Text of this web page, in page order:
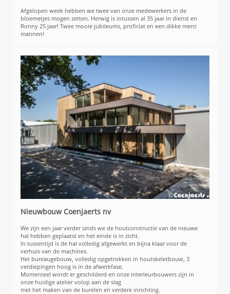
Afgelopen week hebben we twee van onze medewerkers in de
bloemetjes mogen zetten. Herwig is intussen al 35 jaar in dienst en
Ronny 25 jaar! Twee mooie jubileums, proficiat en een dikke merci
mannen!
Nieuwbouw Coenjaerts nv
We zijn een jaar verder sinds we de houtconstructie van de nieuwe
hal hebben geplaatst en het einde is in zicht.
In tussentijd is de hal volledig afgewerkt en bijna klaar voor de
verhuis van de machines.
Het bureaugebouw, volledig opgetrokken in houtskeletbouw, 3
verdiepingen hoog is in de afwerkfase.
Momenteel wordt er geschilderd en onze interieurbouwers zijn in
onze huidige atelier volop aan de slag
met het maken van de burelen en verdere inrichting.